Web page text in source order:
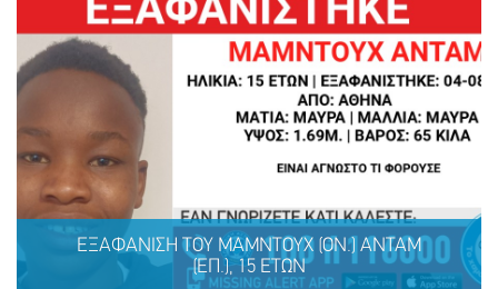
ΕΞΑΦΑΝΙΣΗ ΤΟΥ ΚΑΡΑΪΤΣΟΥ (επ.) ΡΑΦΑΗΛ-
ΓΕΩΡΓΙΟΥ (ον.), 31 ΕΤΩΝ
ΜΟΙΡΑΣΟΥ
ΔΡΑΣΕ
ΕΞΑΦΑΝΙΣΗ TOY ΜΑΜΝΤΟΥΧ (ΟΝ.) ΑΝΤΑΜ
(ΕΠ.), 15 ΕΤΩΝ